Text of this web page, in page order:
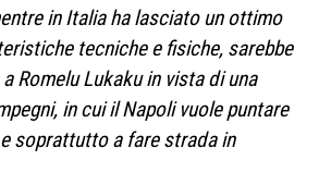
in Italia ha lasciato un ottimo
tecniche e fisiche, sarebbe
Romelu Lukaku in vista di una
in cui il Napoli vuole puntare
soprattutto a fare strada in